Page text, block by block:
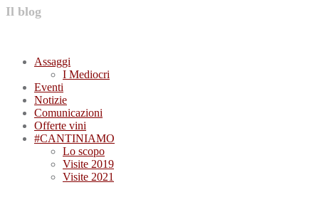
Il blog
Assaggi
I Mediocri
Eventi
Notizie
Comunicazioni
Offerte vini
#CANTINIAMO
Lo scopo
Visite 2019
Visite 2021